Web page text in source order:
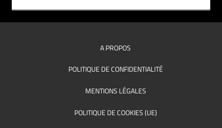
A PROPOS
POLITIQUE DE CONFIDENTIALITÉ
MENTIONS LÉGALES
POLITIQUE DE COOKIES (UE)